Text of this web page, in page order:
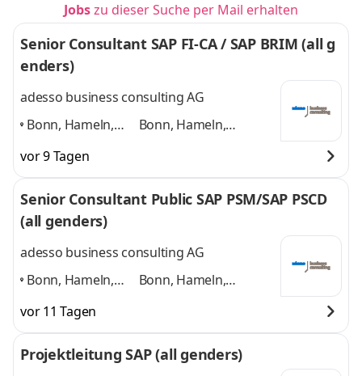
Jobszu dieser Suche per Mail erhalten
Senior Consultant SAP FI-CA / SAP BRIM (all g
enders)
adesso business consulting AG
Bonn, Hameln,
Düsseldorf,
Paderborn,
Bonn, Hameln,
und 4 weitere
vor 9 Tagen
Senior Consultant Public SAP PSM/SAP PSCD
(all genders)
adesso business consulting AG
Bonn, Hameln,
Paderborn,
Düsseldorf,
Bonn, Hameln,
und 4 weitere
vor 11 Tagen
Projektleitung SAP (all genders)